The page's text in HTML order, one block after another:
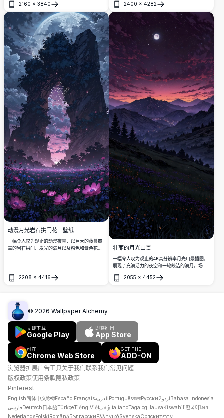
Minecraft 粉丝打造。
2160 × 3840
打开
级超高清杰作。
2400 × 4282
打开
动漫月光岩石拱门花田壁纸
一幅令人叹为观止的动漫夜景，以巨大的藤蔓覆
盖的岩石拱门、发光的满月以及粉色和紫色花朵
2208 × 4416
打开
壮丽的月光山景
一幅令人叹为观止的4K高分辨率月光山景插图，
展现了充满活力的夜空和一轮皎洁的满月。场景
宁静山谷，以及在星光闪烁的紫色夜空下巍峨的
2055 × 4452
打开
© 2026 Wallpaper Alchemy
立即下载
Google Play
即将推出
App Store
可在
Chrome Web Store
GET THE
ADD-ON
浏览器扩展广告工具关于我们联系我们 常见问题
版权政策使用条款隐私政策
Pinterest
English简体中文हिन्दीEspañolFrançaisالعربيةPortuguêsবাংলাРусскийاردوBahasa Indonesia
فارسیDeutsch日本語TürkçeTiếng Việtதமிழ்ItalianoTagalogHausaKiswahili한국어ไทย
NederlandsPolskiRomânăБългарскиΕλληνικάSvenskaСрпскиעברית